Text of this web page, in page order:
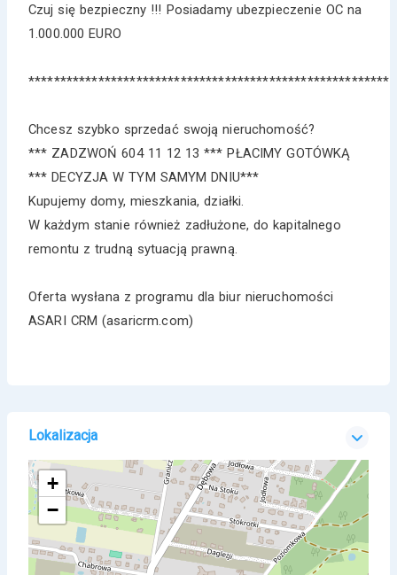
Czuj się bezpieczny !!! Posiadamy ubezpieczenie OC na
1.000.000 EURO
*********************************************************
Chcesz szybko sprzedać swoją nieruchomość?
*** ZADZWOŃ 604 11 12 13 *** PŁACIMY GOTÓWKĄ
*** DECYZJA W TYM SAMYM DNIU***
Kupujemy domy, mieszkania, działki.
W każdym stanie również zadłużone, do kapitalnego
remontu z trudną sytuacją prawną.
Oferta wysłana z programu dla biur nieruchomości
ASARI CRM (asaricrm.com)
Lokalizacja
+
−